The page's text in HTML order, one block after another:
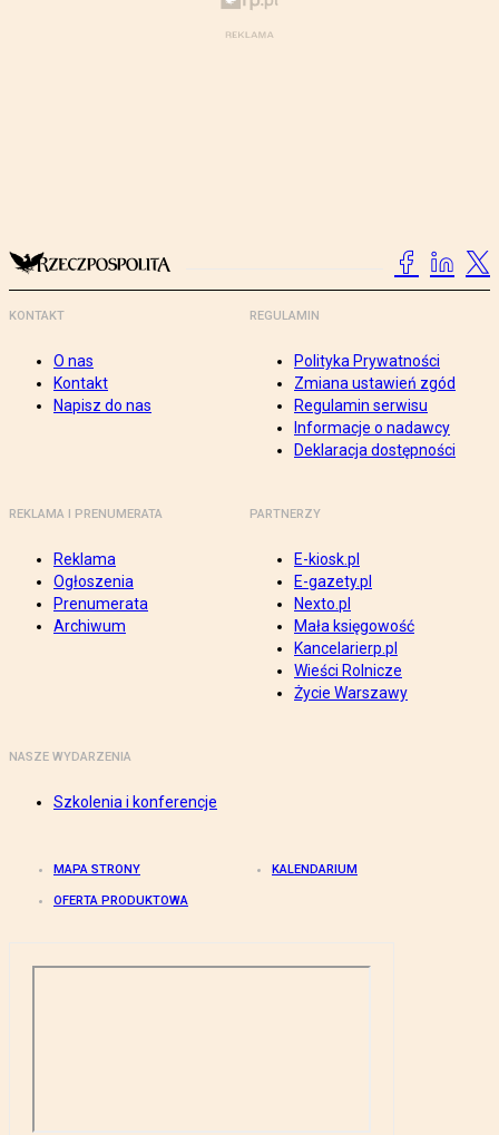
KONTAKT
O nas
Kontakt
Napisz do nas
REGULAMIN
Polityka Prywatności
Zmiana ustawień zgód
Regulamin serwisu
Informacje o nadawcy
Deklaracja dostępności
REKLAMA I PRENUMERATA
Reklama
Ogłoszenia
Prenumerata
Archiwum
PARTNERZY
E-kiosk.pl
E-gazety.pl
Nexto.pl
Mała księgowość
Kancelarierp.pl
Wieści Rolnicze
Życie Warszawy
NASZE WYDARZENIA
Szkolenia i konferencje
MAPA STRONY KALENDARIUM
OFERTA PRODUKTOWA